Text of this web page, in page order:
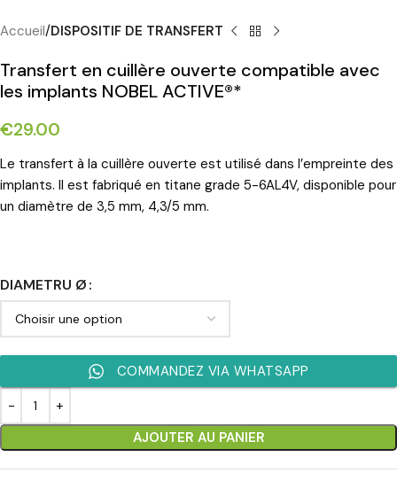
Accueil DISPOSITIF DE TRANSFERT
Transfert en cuillère ouverte compatible avec
les implants NOBEL ACTIVE®*
€29.00
Le transfert à la cuillère ouverte est utilisé dans l’empreinte des
implants. Il est fabriqué en titane grade 5-6AL4V, disponible pour
un diamètre de 3,5 mm, 4,3/5 mm.
DIAMETRU Ø
AJOUTER AU PANIER
COMMANDEZ VIA WHATSAPP